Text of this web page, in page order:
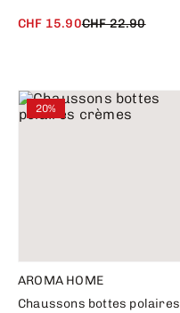
CHF 15.90CHF 22.90
20%
AROMA HOME
Chaussons bottes polaires